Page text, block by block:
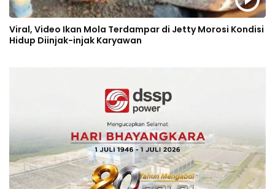
Viral, Video Ikan Mola Terdampar di Jetty Morosi Kondisi
Hidup Diinjak-injak Karyawan